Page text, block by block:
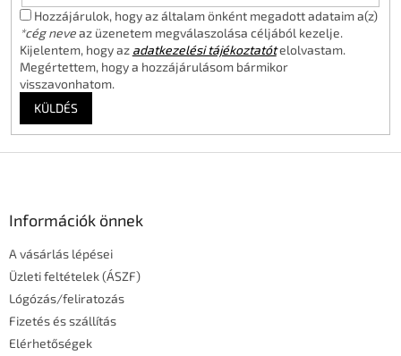
Hozzájárulok, hogy az általam önként megadott adataim a(z)
*cég neveaz üzenetem megválaszolása céljából kezelje.
Kijelentem, hogy az adatkezelési tájékoztatótelolvastam.
Megértettem, hogy a hozzájárulásom bármikor
visszavonhatom.
KÜLDÉS
Információk önnek
A vásárlás lépései
Üzleti feltételek (ÁSZF)
Lógózás/feliratozás
Fizetés és szállítás
Elérhetőségek